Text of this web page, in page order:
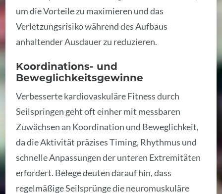
um die Vorteile zu maximieren und das
Verletzungsrisiko während des Aufbaus
anhaltender Ausdauer zu reduzieren.
Koordinations- und
Beweglichkeitsgewinne
Verbesserte kardiovaskuläre Fitness durch
Seilspringen geht oft einher mit messbaren
Zuwächsen an Koordination und Beweglichkeit,
da die Aktivität präzises Timing, Rhythmus und
schnelle Anpassungen der unteren Extremitäten
erfordert. Belege deuten darauf hin, dass
regelmäßige Seilsprünge die neuromuskuläre